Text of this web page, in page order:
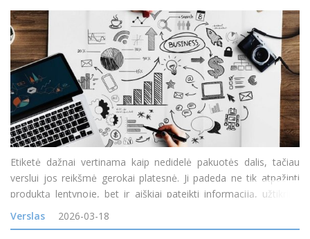
Etiketė dažnai vertinama kaip nedidelė pakuotės dalis, tačiau
verslui jos reikšmė gerokai platesnė. Ji padeda ne tik atpažinti
produktą lentynoje, bet ir aiškiai pateikti informaciją, užtikrinti
tvarkingą ženklinimą, pagreitinti prekių judėjimą bei palengvinti
kasdienius sandėliavimo a
Verslas 2026-03-18